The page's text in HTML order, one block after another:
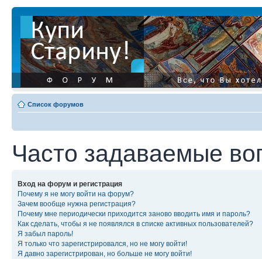
Список форумов
Часто задаваемые
Вход на форум и регистрация
Почему я не могу войти на форум?
Зачем вообще нужна регистрация?
Почему мне периодически приходится заново вводить имя и пароль?
Как сделать, чтобы я не появлялся в списке активных пользователей?
Я забыл пароль!
Я только что зарегистрировался, но не могу войти!
Я давно зарегистрирован, но больше не могу войти!